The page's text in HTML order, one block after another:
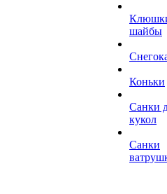
шайбы
Коньки
Санки
кукол
Санки